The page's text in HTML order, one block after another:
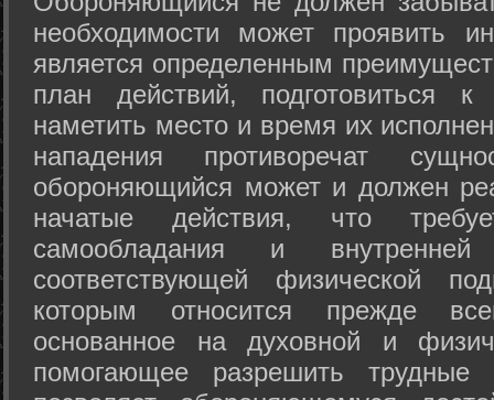
необходимости может проявить
является определенным
план действий, подготовиться
наметить место и время их
нападения противоречат
обороняющийся может и должен
начатые действия, что
самообладания и
соответствующей физической
которым относится прежде
основанное на духовной и
помогающее разрешить